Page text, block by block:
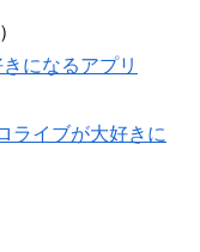
になるアプリ
イブが大好きに